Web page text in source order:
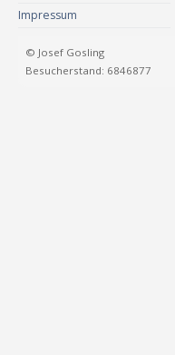
Impressum
© Josef Gosling
Besucherstand: 6846877